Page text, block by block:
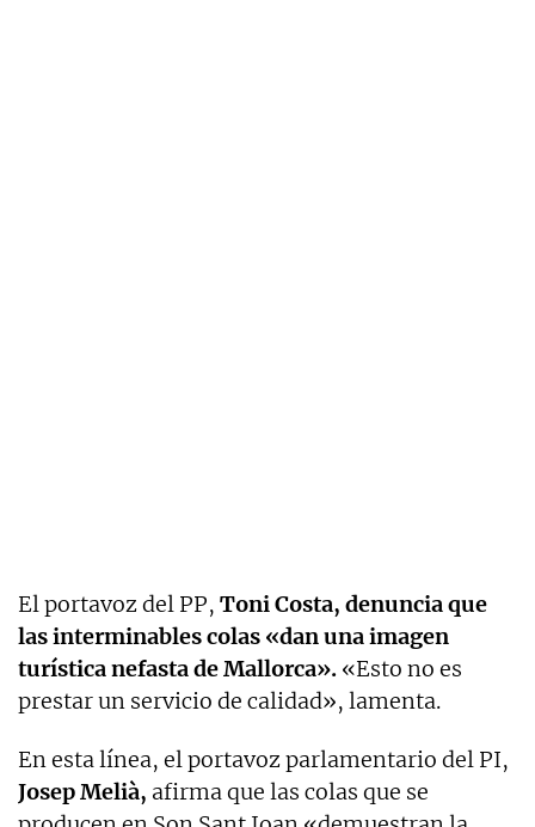
El portavoz del PP, Toni Costa, denuncia que
las interminables colas «dan una imagen
turística nefasta de Mallorca». «Esto no es
prestar un servicio de calidad», lamenta.
En esta línea, el portavoz parlamentario del PI,
Josep Melià, afirma que las colas que se